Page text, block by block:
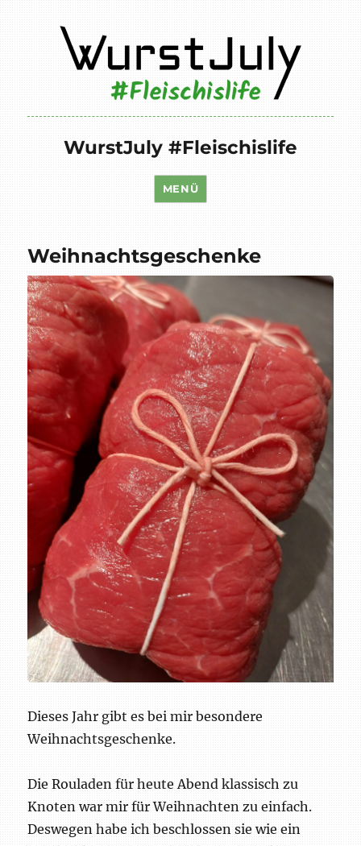
WurstJuly #Fleischislife
MENÜ
Weihnachtsgeschenke
Dieses Jahr gibt es bei mir besondere
Weihnachtsgeschenke.
Die Rouladen für heute Abend klassisch zu
Knoten war mir für Weihnachten zu einfach.
Deswegen habe ich beschlossen sie wie ein